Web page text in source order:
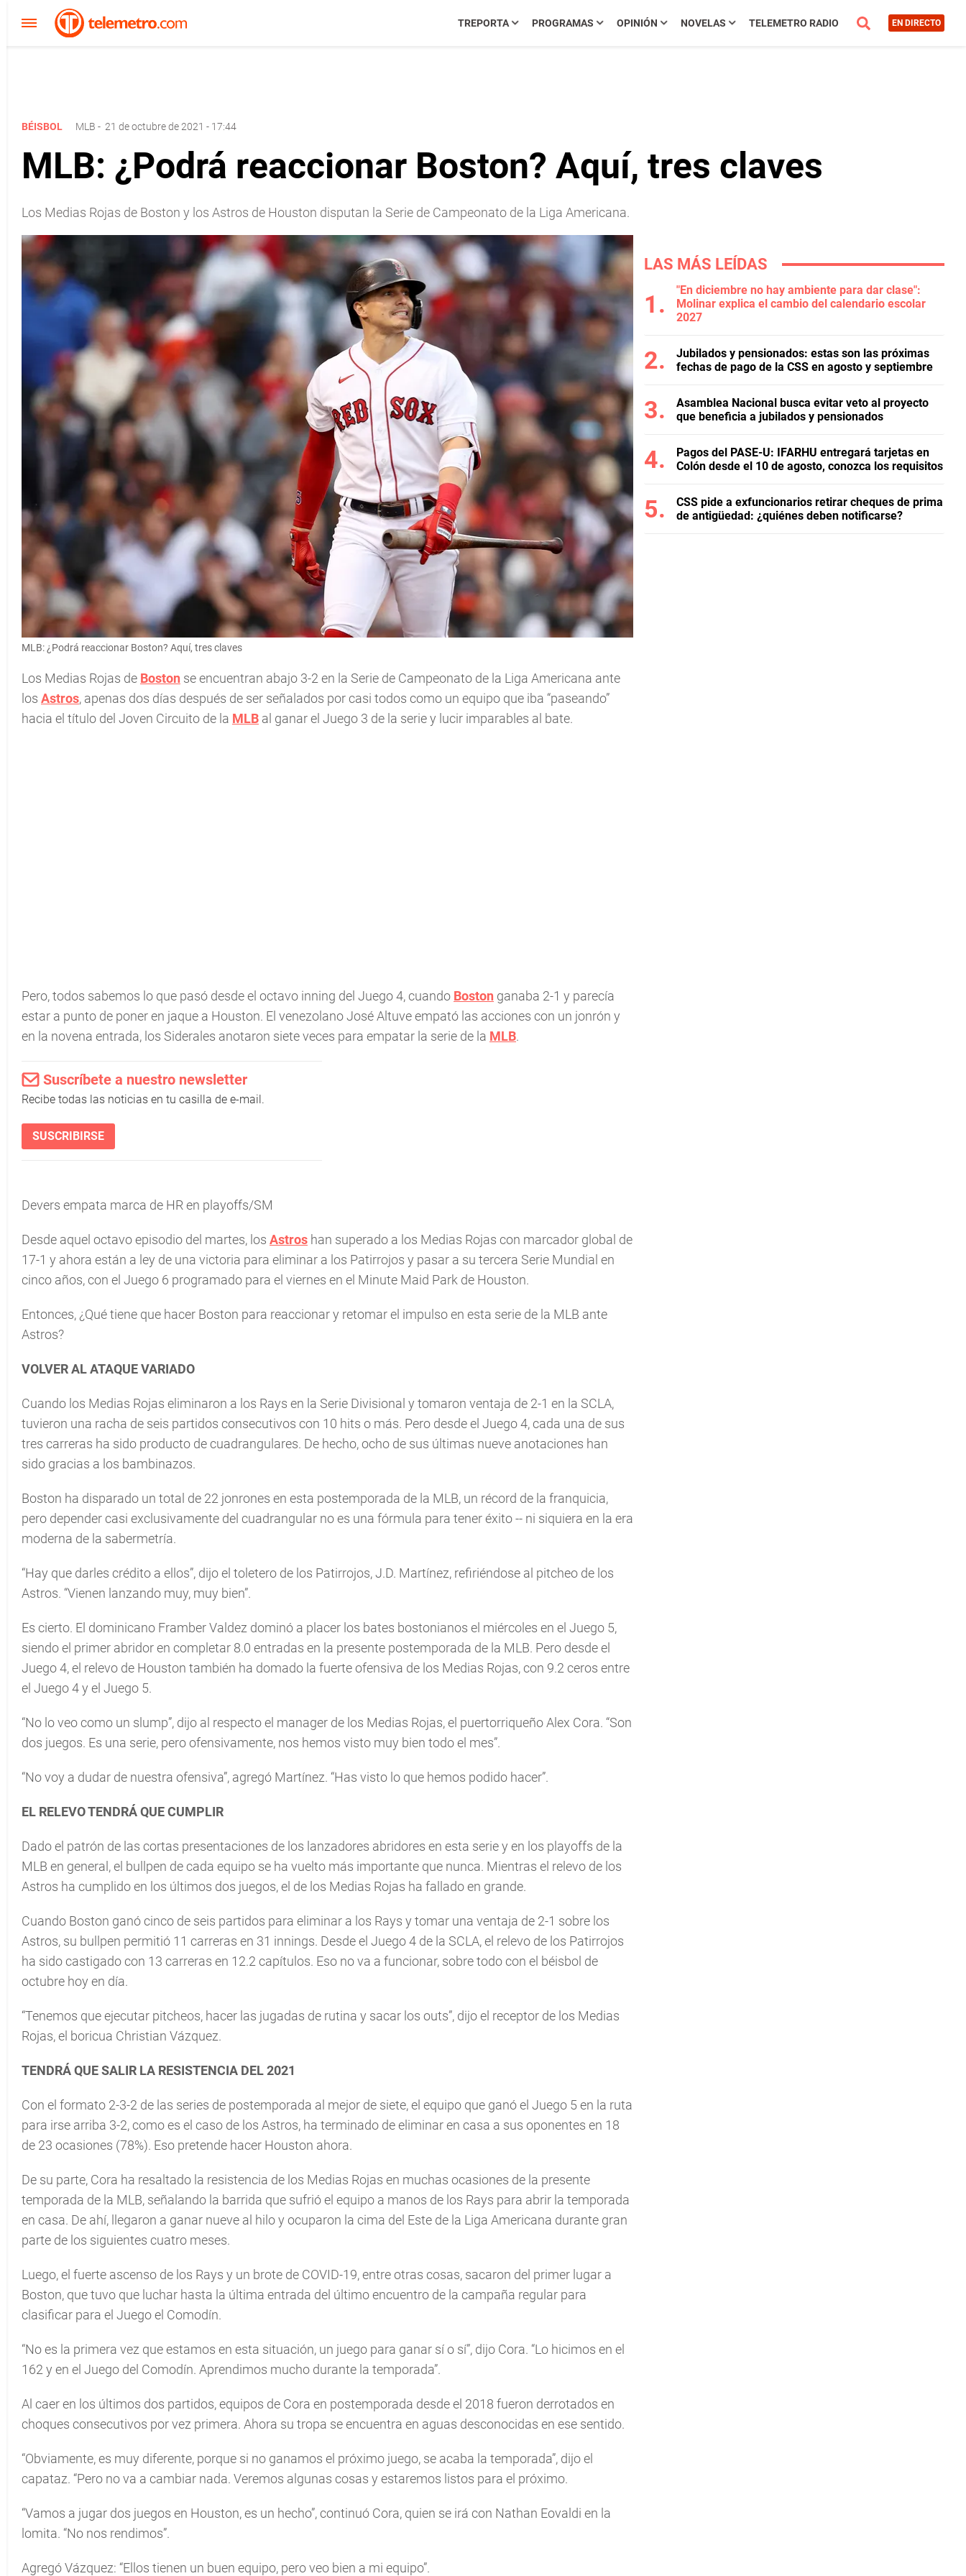
TREPORTA PROGRAMAS OPINIÓN NOVELAS TELEMETRO RADIO EN DIRECTO
BÉISBOL MLB - 21 de octubre de 2021 - 17:44
MLB: ¿Podrá reaccionar Boston? Aquí, tres claves
Los Medias Rojas de Boston y los Astros de Houston disputan la Serie de Campeonato de la Liga Americana.
MLB: ¿Podrá reaccionar Boston? Aquí, tres claves
Los Medias Rojas de Boston se encuentran abajo 3-2 en la Serie de Campeonato de la Liga Americana ante
los Astros, apenas dos días después de ser señalados por casi todos como un equipo que iba “paseando”
hacia el título del Joven Circuito de la MLB al ganar el Juego 3 de la serie y lucir imparables al bate.
Pero, todos sabemos lo que pasó desde el octavo inning del Juego 4, cuando Boston ganaba 2-1 y parecía
estar a punto de poner en jaque a Houston. El venezolano José Altuve empató las acciones con un jonrón y
en la novena entrada, los Siderales anotaron siete veces para empatar la serie de la MLB.
Suscríbete a nuestro newsletter
Recibe todas las noticias en tu casilla de e-mail.
SUSCRIBIRSE
Devers empata marca de HR en playoffs/SM
Desde aquel octavo episodio del martes, los Astros han superado a los Medias Rojas con marcador global de
17-1 y ahora están a ley de una victoria para eliminar a los Patirrojos y pasar a su tercera Serie Mundial en
cinco años, con el Juego 6 programado para el viernes en el Minute Maid Park de Houston.
Entonces, ¿Qué tiene que hacer Boston para reaccionar y retomar el impulso en esta serie de la MLB ante
Astros?
VOLVER AL ATAQUE VARIADO
Cuando los Medias Rojas eliminaron a los Rays en la Serie Divisional y tomaron ventaja de 2-1 en la SCLA,
tuvieron una racha de seis partidos consecutivos con 10 hits o más. Pero desde el Juego 4, cada una de sus
tres carreras ha sido producto de cuadrangulares. De hecho, ocho de sus últimas nueve anotaciones han
sido gracias a los bambinazos.
Boston ha disparado un total de 22 jonrones en esta postemporada de la MLB, un récord de la franquicia,
pero depender casi exclusivamente del cuadrangular no es una fórmula para tener éxito -- ni siquiera en la era
moderna de la sabermetría.
“Hay que darles crédito a ellos”, dijo el toletero de los Patirrojos, J.D. Martínez, refiriéndose al pitcheo de los
Astros. “Vienen lanzando muy, muy bien”.
Es cierto. El dominicano Framber Valdez dominó a placer los bates bostonianos el miércoles en el Juego 5,
siendo el primer abridor en completar 8.0 entradas en la presente postemporada de la MLB. Pero desde el
Juego 4, el relevo de Houston también ha domado la fuerte ofensiva de los Medias Rojas, con 9.2 ceros entre
el Juego 4 y el Juego 5.
“No lo veo como un slump”, dijo al respecto el manager de los Medias Rojas, el puertorriqueño Alex Cora. “Son
dos juegos. Es una serie, pero ofensivamente, nos hemos visto muy bien todo el mes”.
“No voy a dudar de nuestra ofensiva”, agregó Martínez. “Has visto lo que hemos podido hacer”.
EL RELEVO TENDRÁ QUE CUMPLIR
Dado el patrón de las cortas presentaciones de los lanzadores abridores en esta serie y en los playoffs de la
MLB en general, el bullpen de cada equipo se ha vuelto más importante que nunca. Mientras el relevo de los
Astros ha cumplido en los últimos dos juegos, el de los Medias Rojas ha fallado en grande.
Cuando Boston ganó cinco de seis partidos para eliminar a los Rays y tomar una ventaja de 2-1 sobre los
Astros, su bullpen permitió 11 carreras en 31 innings. Desde el Juego 4 de la SCLA, el relevo de los Patirrojos
ha sido castigado con 13 carreras en 12.2 capítulos. Eso no va a funcionar, sobre todo con el béisbol de
octubre hoy en día.
“Tenemos que ejecutar pitcheos, hacer las jugadas de rutina y sacar los outs”, dijo el receptor de los Medias
Rojas, el boricua Christian Vázquez.
TENDRÁ QUE SALIR LA RESISTENCIA DEL 2021
Con el formato 2-3-2 de las series de postemporada al mejor de siete, el equipo que ganó el Juego 5 en la ruta
para irse arriba 3-2, como es el caso de los Astros, ha terminado de eliminar en casa a sus oponentes en 18
de 23 ocasiones (78%). Eso pretende hacer Houston ahora.
De su parte, Cora ha resaltado la resistencia de los Medias Rojas en muchas ocasiones de la presente
temporada de la MLB, señalando la barrida que sufrió el equipo a manos de los Rays para abrir la temporada
en casa. De ahí, llegaron a ganar nueve al hilo y ocuparon la cima del Este de la Liga Americana durante gran
parte de los siguientes cuatro meses.
Luego, el fuerte ascenso de los Rays y un brote de COVID-19, entre otras cosas, sacaron del primer lugar a
Boston, que tuvo que luchar hasta la última entrada del último encuentro de la campaña regular para
clasificar para el Juego el Comodín.
“No es la primera vez que estamos en esta situación, un juego para ganar sí o sí”, dijo Cora. “Lo hicimos en el
162 y en el Juego del Comodín. Aprendimos mucho durante la temporada”.
Al caer en los últimos dos partidos, equipos de Cora en postemporada desde el 2018 fueron derrotados en
choques consecutivos por vez primera. Ahora su tropa se encuentra en aguas desconocidas en ese sentido.
“Obviamente, es muy diferente, porque si no ganamos el próximo juego, se acaba la temporada”, dijo el
capataz. “Pero no va a cambiar nada. Veremos algunas cosas y estaremos listos para el próximo.
“Vamos a jugar dos juegos en Houston, es un hecho”, continuó Cora, quien se irá con Nathan Eovaldi en la
lomita. “No nos rendimos”.
Agregó Vázquez: “Ellos tienen un buen equipo, pero veo bien a mi equipo”.
LAS MÁS LEÍDAS
"En diciembre no hay ambiente para dar clase":
Molinar explica el cambio del calendario escolar
2027
Jubilados y pensionados: estas son las próximas
fechas de pago de la CSS en agosto y septiembre
Asamblea Nacional busca evitar veto al proyecto
que beneficia a jubilados y pensionados
Pagos del PASE-U: IFARHU entregará tarjetas en
Colón desde el 10 de agosto, conozca los requisitos
CSS pide a exfuncionarios retirar cheques de prima
de antigüedad: ¿quiénes deben notificarse?